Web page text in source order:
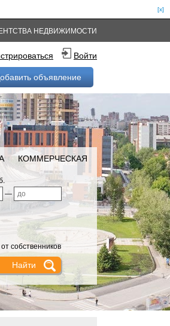
[x]
НЕДВИЖИМОСТИ
Войти
объявление
КОММЕРЧЕСКАЯ
—
собственников